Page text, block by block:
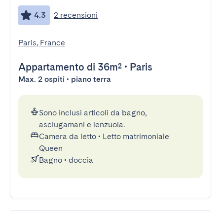
4.3 2 recensioni
Paris, France
Appartamento di 36m² • Paris
Max. 2 ospiti • piano terra
Sono inclusi articoli da bagno,
asciugamani e lenzuola.
Camera da letto • Letto matrimoniale
Queen
Bagno • doccia